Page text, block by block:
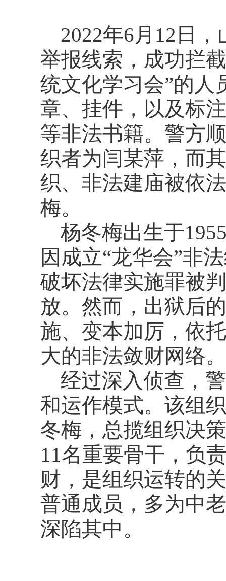
2022年6月12日
举报线索，成功拦
统文化学习会”的人
章、挂件，以及标
等非法书籍。警方
织者为闫某萍，而
织、非法建庙被依
梅。
杨冬梅出生于
因成立“龙华会”非
破坏法律实施罪被
放。然而，出狱后
施、变本加厉，依
大的非法敛财网络。
经过深入侦查，
和运作模式。该组
冬梅，总揽组织决
11名重要骨干，负
财，是组织运转的
普通成员，多为中
深陷其中。